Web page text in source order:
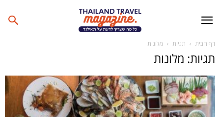
דף הבית תגיות מלונות
תגיות: מלונות